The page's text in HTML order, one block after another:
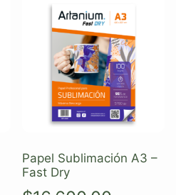
Papel Sublimación A3 –
Fast Dry